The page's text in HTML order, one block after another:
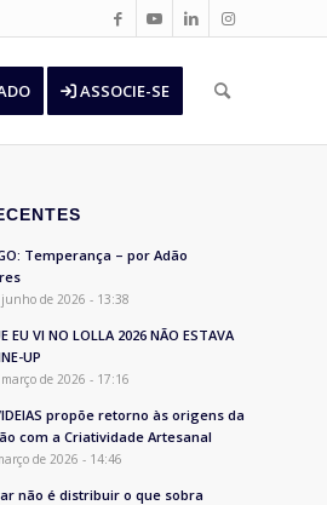
ASSOCIE-SE
Temperança – por Adão
junho de 2026 - 13:38
EU VI NO LOLLA 2026 NÃO ESTAVA
UP
de 2026 - 17:16
propõe retorno às origens da
com a Criatividade Artesanal
de 2026 - 14:46
não é distribuir o que sobra